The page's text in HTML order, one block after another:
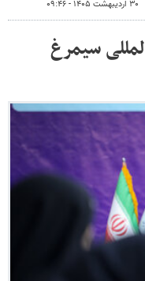
۳۰ اردیبهشت ۱۴۰۵ - ۰۹:۴۶
سیمرغ